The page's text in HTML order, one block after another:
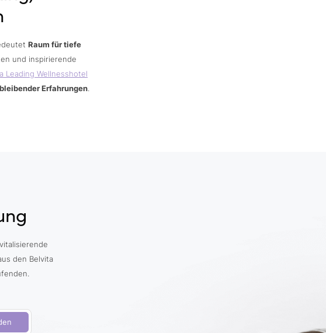
Raum für tiefe
und inspirierende
Leading Wellnesshotel
bleibender Erfahrungen.
den Belvita